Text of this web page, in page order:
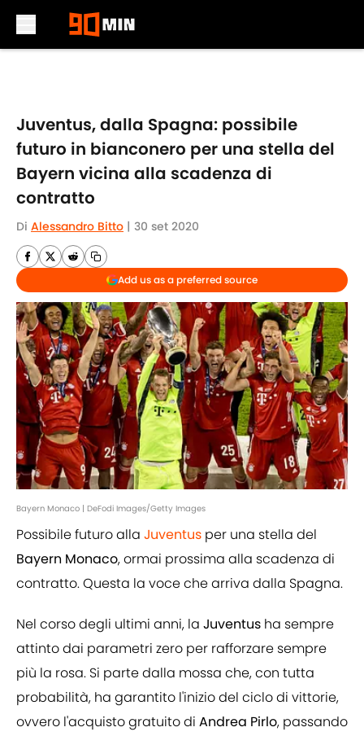
Juventus, dalla Spagna: possibile
futuro in bianconero per una stella del
Bayern vicina alla scadenza di
contratto
Di Alessandro Bitto | 30 set 2020
Add us as a preferred source
Bayern Monaco | DeFodi Images/Getty Images
Possibile futuro alla Juventus per una stella del
Bayern Monaco, ormai prossima alla scadenza di
contratto. Questa la voce che arriva dalla Spagna.
Nel corso degli ultimi anni, la Juventus ha sempre
attinto dai parametri zero per rafforzare sempre
più la rosa. Si parte dalla mossa che, con tutta
probabilità, ha garantito l'inizio del ciclo di vittorie,
ovvero l'acquisto gratuito di Andrea Pirlo, passando